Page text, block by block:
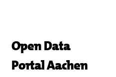
Open Data
Portal Aachen